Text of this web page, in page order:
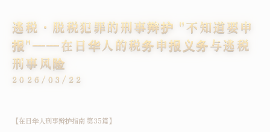
逃税・脱税犯罪的刑事辩护 "不知道要申
报"——在日华人的税务申报义务与逃税
刑事风险
2026/03/22
【在日华人刑事辩护指南 第35篇】